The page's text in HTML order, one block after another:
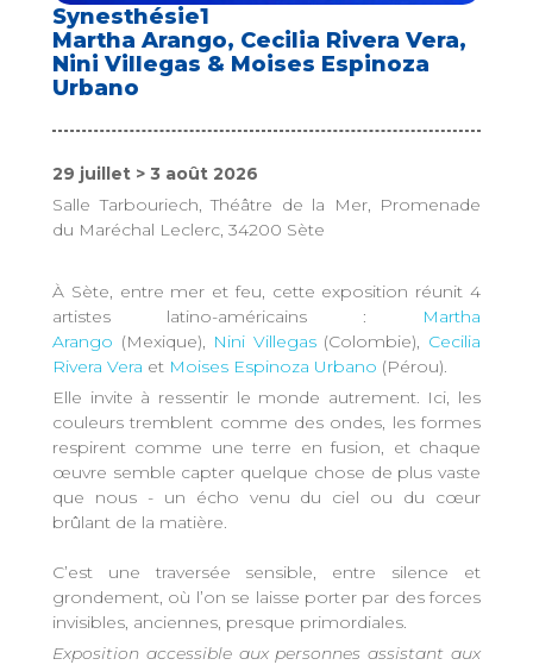
Synesthésie1
Martha Arango, Cecilia Rivera Vera,
Nini Villegas & Moises Espinoza
Urbano
29 juillet > 3 août 2026
Salle Tarbouriech, Théâtre de la Mer, Promenade
du Maréchal Leclerc, 34200 Sète
À Sète, entre mer et feu, cette exposition réunit 4
artistes latino-américains :
Martha
Arango (Mexique), Nini Villegas(Colombie), Cecilia
Rivera Vera et Moises Espinoza Urbano (Pérou).
Elle invite à ressentir le monde autrement. Ici, les
couleurs tremblent comme des ondes, les formes
respirent comme une terre en fusion, et chaque
œuvre semble capter quelque chose de plus vaste
que nous - un écho venu du ciel ou du cœur
brûlant de la matière.
C’est une traversée sensible, entre silence et
grondement, où l’on se laisse porter par des forces
invisibles, anciennes, presque primordiales.
Exposition accessible aux personnes assistant aux